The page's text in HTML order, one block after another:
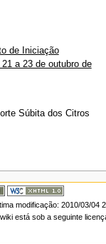
de Iniciação
a 23 de outubro de
Súbita dos Citros
modificação: 2010/03/04
está sob a seguinte